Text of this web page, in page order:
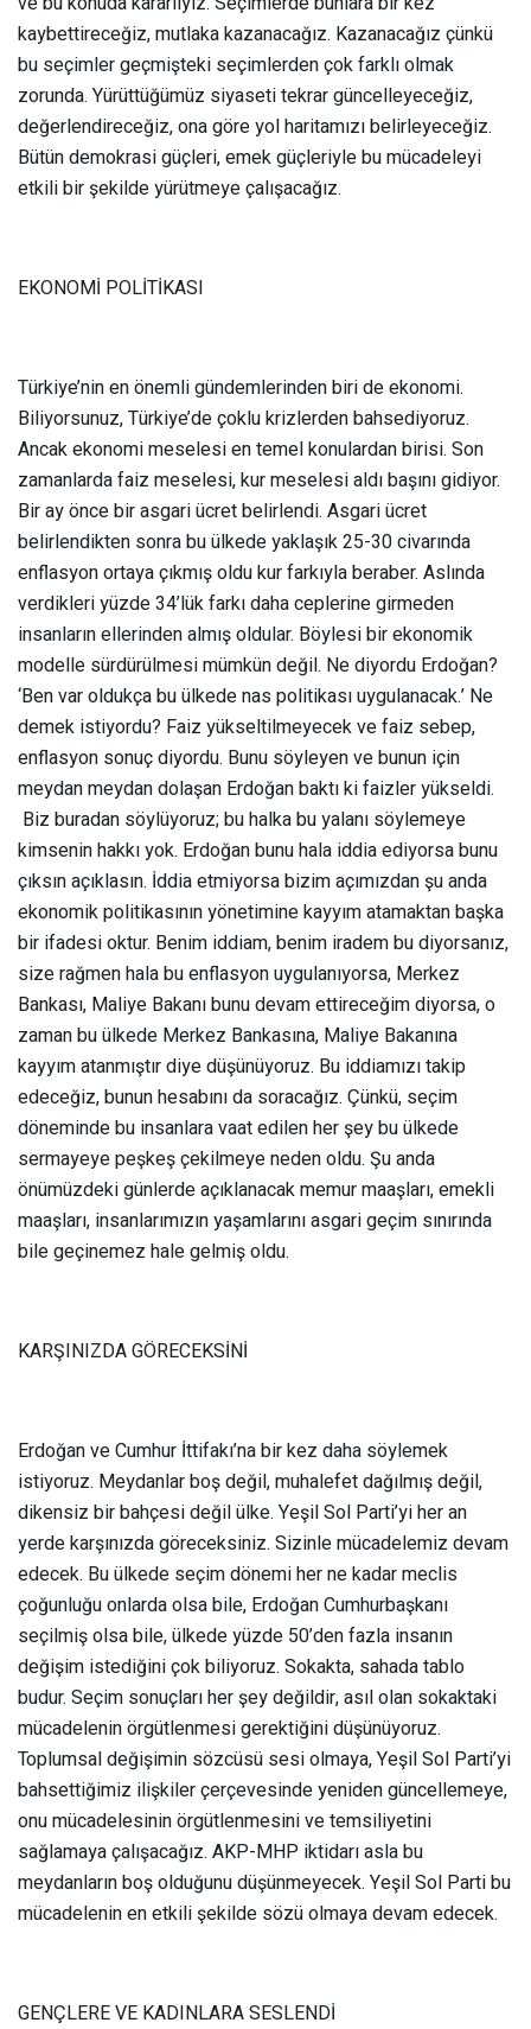
kaybettireceğiz, mutlaka kazanacağız. Kazanacağız çünkü
bu seçimler geçmişteki seçimlerden çok farklı olmak
zorunda. Yürüttüğümüz siyaseti tekrar güncelleyeceğiz,
değerlendireceğiz, ona göre yol haritamızı belirleyeceğiz.
Bütün demokrasi güçleri, emek güçleriyle bu mücadeleyi
etkili bir şekilde yürütmeye çalışacağız.
EKONOMİ POLİTİKASI
Türkiye’nin en önemli gündemlerinden biri de ekonomi.
Biliyorsunuz, Türkiye’de çoklu krizlerden bahsediyoruz.
Ancak ekonomi meselesi en temel konulardan birisi. Son
zamanlarda faiz meselesi, kur meselesi aldı başını gidiyor.
Bir ay önce bir asgari ücret belirlendi. Asgari ücret
belirlendikten sonra bu ülkede yaklaşık 25-30 civarında
enflasyon ortaya çıkmış oldu kur farkıyla beraber. Aslında
verdikleri yüzde 34’lük farkı daha ceplerine girmeden
insanların ellerinden almış oldular. Böylesi bir ekonomik
modelle sürdürülmesi mümkün değil. Ne diyordu Erdoğan?
‘Ben var oldukça bu ülkede nas politikası uygulanacak.’ Ne
demek istiyordu? Faiz yükseltilmeyecek ve faiz sebep,
enflasyon sonuç diyordu. Bunu söyleyen ve bunun için
meydan meydan dolaşan Erdoğan baktı ki faizler yükseldi.
Biz buradan söylüyoruz; bu halka bu yalanı söylemeye
kimsenin hakkı yok. Erdoğan bunu hala iddia ediyorsa bunu
çıksın açıklasın. İddia etmiyorsa bizim açımızdan şu anda
ekonomik politikasının yönetimine kayyım atamaktan başka
bir ifadesi oktur. Benim iddiam, benim iradem bu diyorsanız,
size rağmen hala bu enflasyon uygulanıyorsa, Merkez
Bankası, Maliye Bakanı bunu devam ettireceğim diyorsa, o
zaman bu ülkede Merkez Bankasına, Maliye Bakanına
kayyım atanmıştır diye düşünüyoruz. Bu iddiamızı takip
edeceğiz, bunun hesabını da soracağız. Çünkü, seçim
döneminde bu insanlara vaat edilen her şey bu ülkede
sermayeye peşkeş çekilmeye neden oldu. Şu anda
önümüzdeki günlerde açıklanacak memur maaşları, emekli
maaşları, insanlarımızın yaşamlarını asgari geçim sınırında
bile geçinemez hale gelmiş oldu.
KARŞINIZDA GÖRECEKSİNİ
Erdoğan ve Cumhur İttifakı’na bir kez daha söylemek
istiyoruz. Meydanlar boş değil, muhalefet dağılmış değil,
dikensiz bir bahçesi değil ülke. Yeşil Sol Parti’yi her an
yerde karşınızda göreceksiniz. Sizinle mücadelemiz devam
edecek. Bu ülkede seçim dönemi her ne kadar meclis
çoğunluğu onlarda olsa bile, Erdoğan Cumhurbaşkanı
seçilmiş olsa bile, ülkede yüzde 50’den fazla insanın
değişim istediğini çok biliyoruz. Sokakta, sahada tablo
budur. Seçim sonuçları her şey değildir, asıl olan sokaktaki
mücadelenin örgütlenmesi gerektiğini düşünüyoruz.
Toplumsal değişimin sözcüsü sesi olmaya, Yeşil Sol Parti’yi
bahsettiğimiz ilişkiler çerçevesinde yeniden güncellemeye,
onu mücadelesinin örgütlenmesini ve temsiliyetini
sağlamaya çalışacağız. AKP-MHP iktidarı asla bu
meydanların boş olduğunu düşünmeyecek. Yeşil Sol Parti bu
mücadelenin en etkili şekilde sözü olmaya devam edecek.
GENÇLERE VE KADINLARA SESLENDİ